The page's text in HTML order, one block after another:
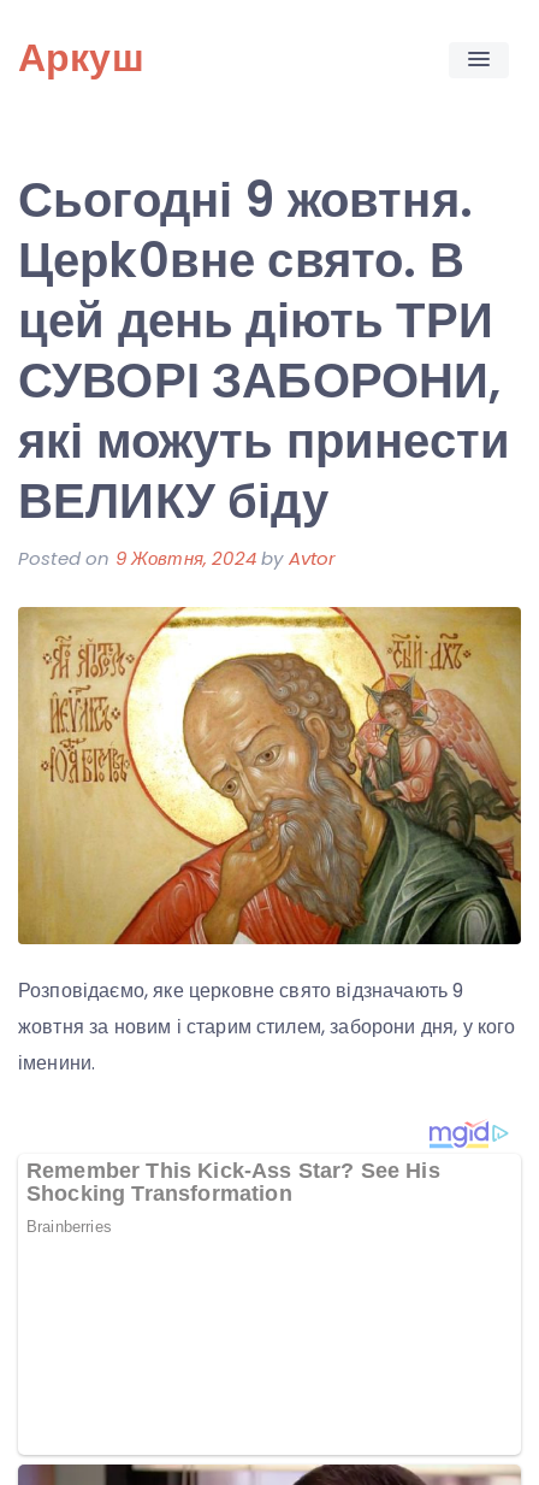
content
Аркуш
Сьогодні 9 жовтня.
Церk0вне свято. В
цей день діють ТРИ
СУВОРІ ЗАБОРОНИ,
які можуть принести
ВЕЛИКУ біду
Posted on 9 Жовтня, 2024byAvtor
Розповідаємо, яке церковне свято відзначають 9
жовтня за новим і старим стилем, заборони дня, у кого
іменини.